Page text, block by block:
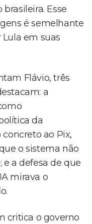
Esse
é semelhante
em suas
Flávio, três
a
da
ao Pix,
o sistema não
a defesa de que
mirava o
critica o governo